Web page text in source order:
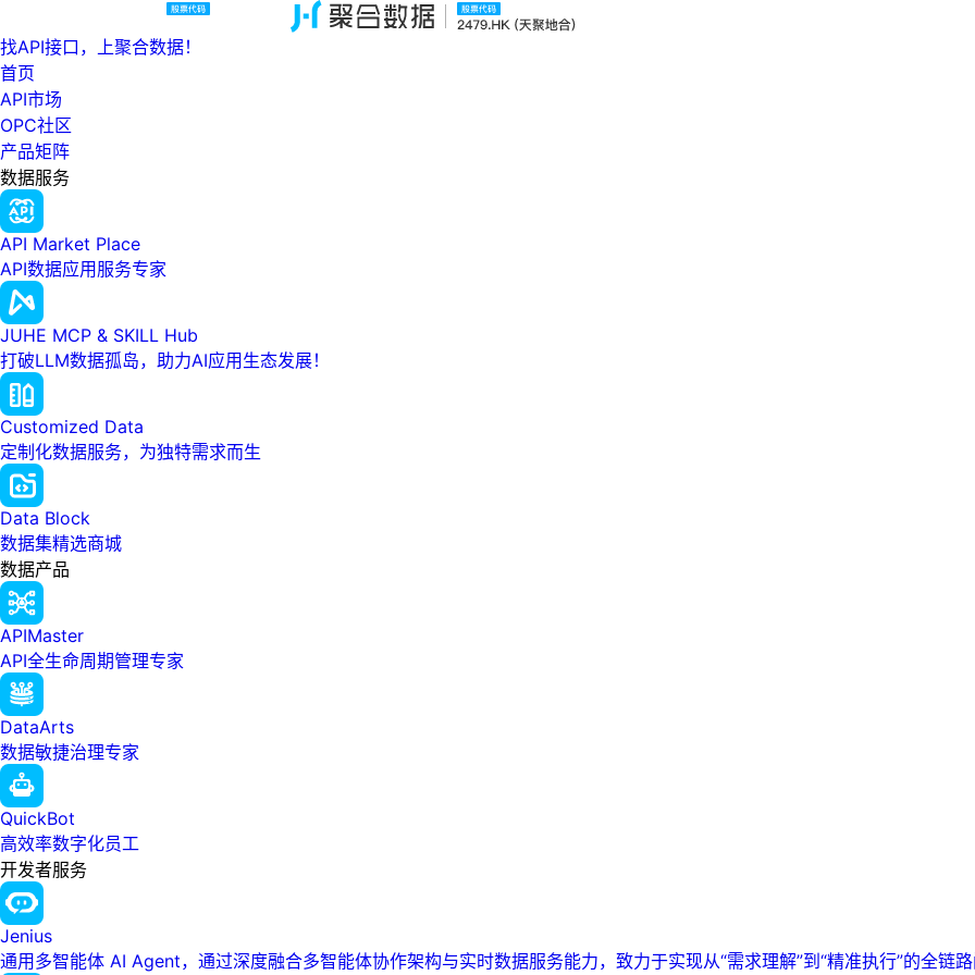
找API接口，上聚合数据！
首页
API市场
OPC社区
产品矩阵
数据服务
API Market Place
API数据应用服务专家
JUHE MCP & SKILL Hub
打破LLM数据孤岛，助力AI应用生态发展！
Customized Data
定制化数据服务，为独特需求而生
Data Block
数据集精选商城
数据产品
APIMaster
API全生命周期管理专家
DataArts
数据敏捷治理专家
QuickBot
高效率数字化员工
开发者服务
Jenius
通用多智能体 AI Agent，通过深度融合多智能体协作架构与实时数据服务能力，致力于实现从“需求理解”到“精准执行”的全链